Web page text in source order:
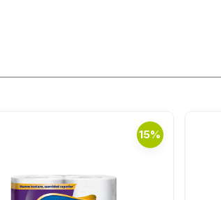
15%